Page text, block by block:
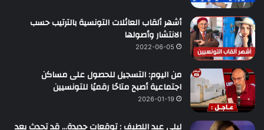
أشهر ألقاب العائلات التونسية بالترتيب حسب
الانتشار وأصولها
2022-06-05
من اليوم: التسجيل للحصول على مساكن
اجتماعية أصبح متاحًا رقميًا للتونسيين
2026-01-19